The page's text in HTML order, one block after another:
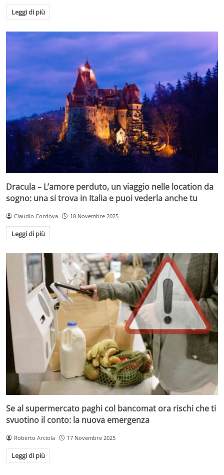
Leggi di più
Dracula – L’amore perduto, un viaggio nelle location da
sogno: una si trova in Italia e puoi vederla anche tu
Claudio Cordova 18 Novembre 2025
Leggi di più
Se al supermercato paghi col bancomat ora rischi che ti
svuotino il conto: la nuova emergenza
Roberto Arciola 17 Novembre 2025
Leggi di più